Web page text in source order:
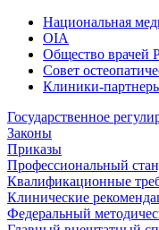
Национальная
OIA
Общество врачей
Совет
Клиники-
Государственное
Законы
Приказы
Профессиональный
Квалификационные
Клинические
Федеральный